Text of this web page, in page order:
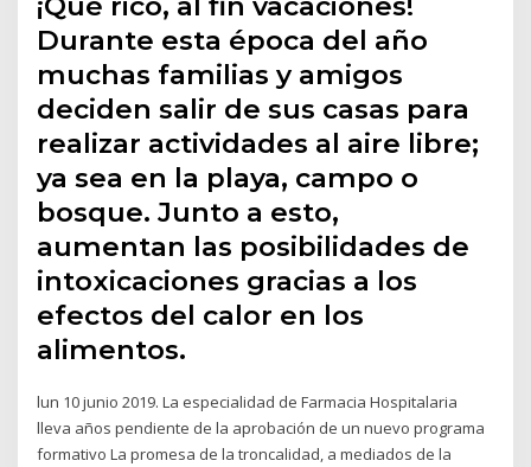
Durante esta época del año
muchas familias y amigos
deciden salir de sus casas para
realizar actividades al aire libre;
ya sea en la playa, campo o
bosque. Junto a esto,
aumentan las posibilidades de
intoxicaciones gracias a los
efectos del calor en los
alimentos.
lun 10 junio 2019. La especialidad de Farmacia Hospitalaria
lleva años pendiente de la aprobación de un nuevo programa
formativo La promesa de la troncalidad, a mediados de la